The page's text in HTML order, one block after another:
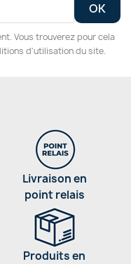
Vous trouverez pour cela
d'utilisation du site.
Livraison en
point relais
Produits en